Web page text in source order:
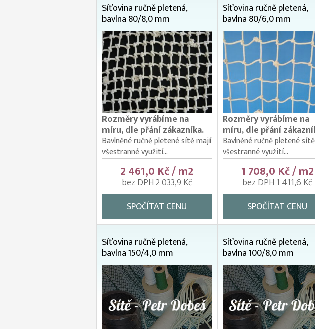
Síťovina ručně pletená,
bavlna 80/8,0 mm
Rozměry vyrábíme na
míru, dle přání zákazníka.
Bavlněné ručně pletené sítě mají
všestranné využití...
2 461,0 Kč / m2
bez DPH 2 033,9 Kč
SPOČÍTAT CENU
Síťovina ručně pletená,
bavlna 80/6,0 mm
Rozměry vyrábíme na
míru, dle přání
Bavlněné ručně pletené
všestranné využití...
1 708,0 Kč / m2
bez DPH 1 411,6 Kč
SPOČÍTAT CENU
Síťovina ručně pletená,
bavlna 150/4,0 mm
Síťovina ručně pletená,
bavlna 100/8,0 mm